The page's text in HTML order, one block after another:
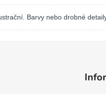
Barvy nebo drobné